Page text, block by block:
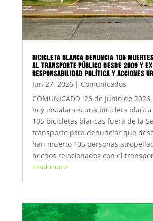
Bicicleta Blanca denuncia 105
al transporte público desde 2009 y
responsabilidad política y acciones
Jun 27, 2026| Comunicados
COMUNICADO 26 de junio de 2026
hoy instalamos una bicicleta
105 bicicletas blancas fuera de la
transporte para denunciar que
han muerto 105 personas
hechos relacionados con el
read more